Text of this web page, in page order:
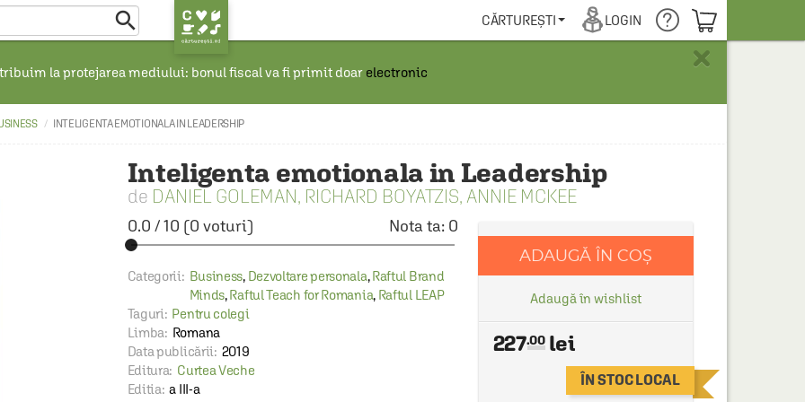
 CĂRTUREȘTI LOGIN COȘUL TĂU
×
la protejarea mediului: bonul fiscal va fi primit doar electronic
INTELIGENTA EMOTIONALA IN LEADERSHIP
Inteligenta emotionala in Leadership
DANIEL GOLEMAN, RICHARD BOYATZIS, ANNIE MCKEE
0.0 /10 (0 voturi) Nota ta: 0
Categorii: Business, Dezvoltare personala,Raftul Brand
Minds,Raftul Teach for Romania, Raftul LEAP
Taguri: Pentru colegi
Limba: Romana
Data publicării: 2019
Editura: Curtea Veche
Editia: a III-a
ADAUGĂ ÎN COȘ
Adaugă în wishlist
227.00
ÎN STOC LOCAL